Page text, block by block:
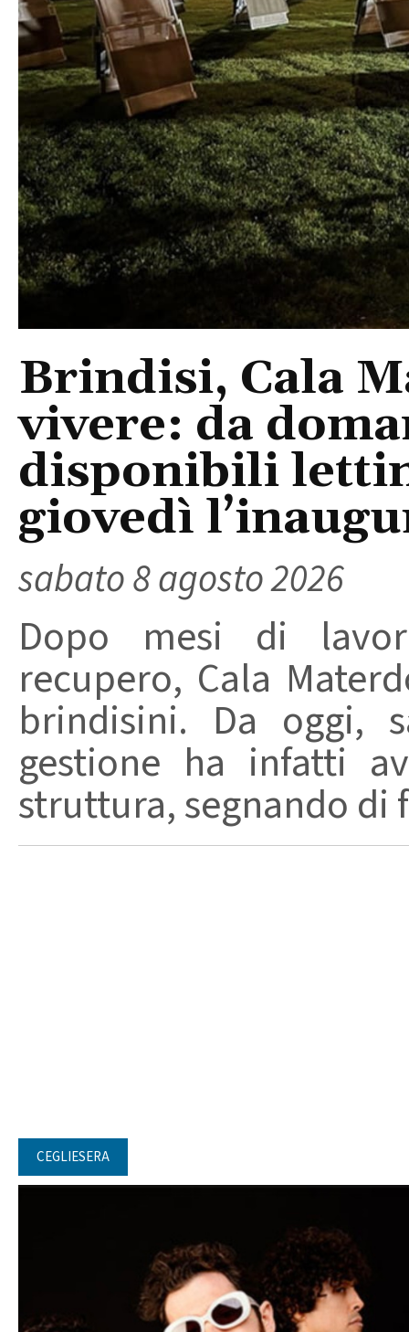
Brindisi, Cala
vivere: da
disponibili
giovedì
sabato 8 agosto 2026
Dopo mesi di
recupero, Cala
brindisini. Da oggi,
gestione ha infatti
struttura, segnando di
CEGLIESERA